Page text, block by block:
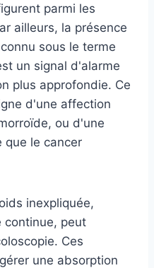
parmi les
ailleurs, la présence
sous le terme
un signal d'alarme
plus approfondie. Ce
d'une affection
ou d'une
que le cancer
inexpliquée,
continue, peut
Ces
une absorption